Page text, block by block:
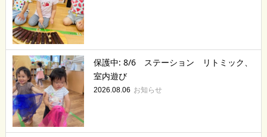
保護中: 8/6 ステーション リトミック、
室内遊び
2026.08.06 お知らせ